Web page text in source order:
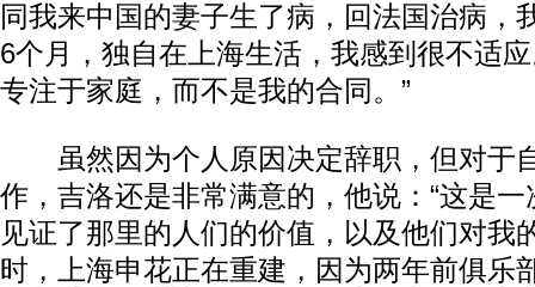
同我来中国的妻子生了病，回法国治病，
6个月，独自在上海生活，我感到很不适
专注于家庭，而不是我的合同。”
虽然因为个人原因决定辞职，但对于
作，吉洛还是非常满意的，他说：“这是
见证了那里的人们的价值，以及他们对我
时，上海申花正在重建，因为两年前俱乐